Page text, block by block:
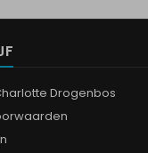
Drogenbos